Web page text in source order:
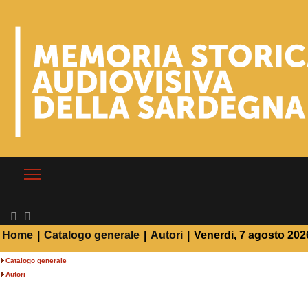
Home Catalogo generale Autori Venerdi, 7 agosto
Catalogo generale
Autori